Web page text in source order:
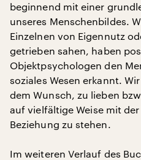
beginnend mit einer
unseres Menschenbildes.
Einzelnen von Eigennutz
getrieben sahen, haben
Objektpsychologen den
soziales Wesen erkannt.
dem Wunsch, zu lieben
auf vielfältige Weise mit
Beziehung zu stehen.
Im weiteren Verlauf des